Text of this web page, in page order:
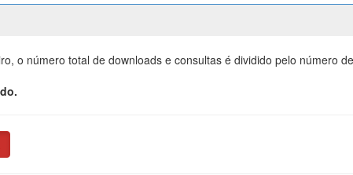
o número total de downloads e consultas é dividido pelo número